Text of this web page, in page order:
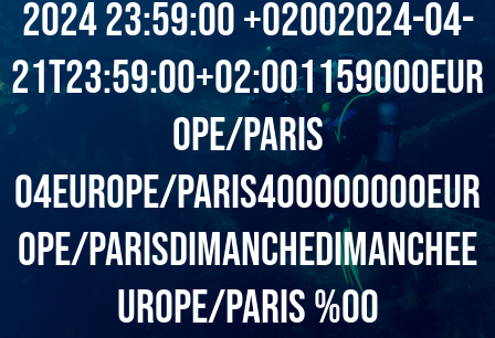
2024 23:59:00 +02002024-04-
21T23:59:00+02:001159000Eur
ope/Paris
04Europe/Paris400000000Eur
ope/ParisdimanchedimancheE
urope/Paris %00